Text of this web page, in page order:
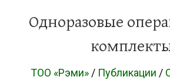
Одноразовые
ТОО «Рэми» / Публикации /